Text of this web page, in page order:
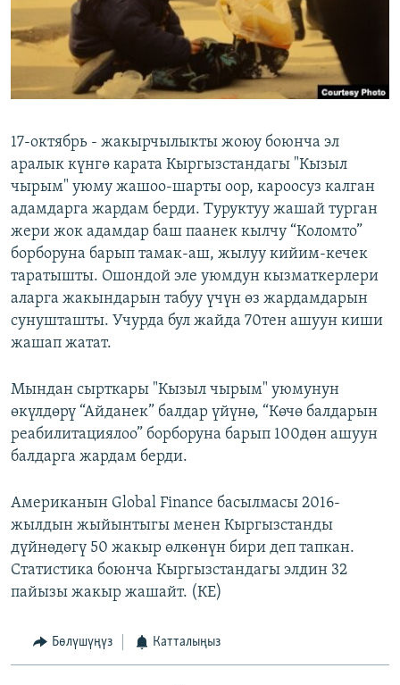
ЫҢГАЙСЫЗ СУРООЛОР
ЭЕ/АРнун бардык сайттары
17-октябрь - жакырчылыкты жоюу боюнча эл
аралык күнгө карата Кыргызстандагы "Кызыл
чырым" уюму жашоо-шарты оор, кароосуз калган
адамдарга жардам берди. Туруктуу жашай турган
жери жок адамдар баш паанек кылчу “Коломто”
борборуна барып тамак-аш, жылуу кийим-кечек
таратышты. Ошондой эле уюмдун кызматкерлери
аларга жакындарын табуу үчүн өз жардамдарын
сунушташты. Учурда бул жайда 70тен ашуун киши
жашап жатат.
Мындан сырткары "Кызыл чырым" уюмунун
өкүлдөрү “Айданек” балдар үйүнө, “Көчө балдарын
реабилитациялоо” борборуна барып 100дөн ашуун
балдарга жардам берди.
Американын Global Finance басылмасы 2016-
жылдын жыйынтыгы менен Кыргызстанды
дүйнөдөгү 50 жакыр өлкөнүн бири деп тапкан.
Статистика боюнча Кыргызстандагы элдин 32
пайызы жакыр жашайт. (КЕ)
Бөлүшүңүз Катталыңыз